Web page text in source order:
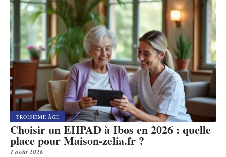
TROISIÈME ÂGE
Choisir un EHPAD à Ibos en 2026 : quelle
place pour Maison-zelia.fr ?
1 août 2026